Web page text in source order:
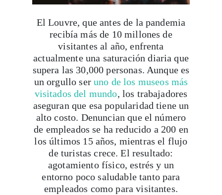
El Louvre, que antes de la pandemia
recibía más de 10 millones de
visitantes al año, enfrenta
actualmente una saturación diaria que
supera las 30,000 personas. Aunque es
un orgullo seruno de los museos más
visitados del mundo, los trabajadores
aseguran que esa popularidad tiene un
alto costo. Denuncian que el número
de empleados se ha reducido a 200 en
los últimos 15 años, mientras el flujo
de turistas crece. El resultado:
agotamiento físico, estrés y un
entorno poco saludable tanto para
empleados como para visitantes.